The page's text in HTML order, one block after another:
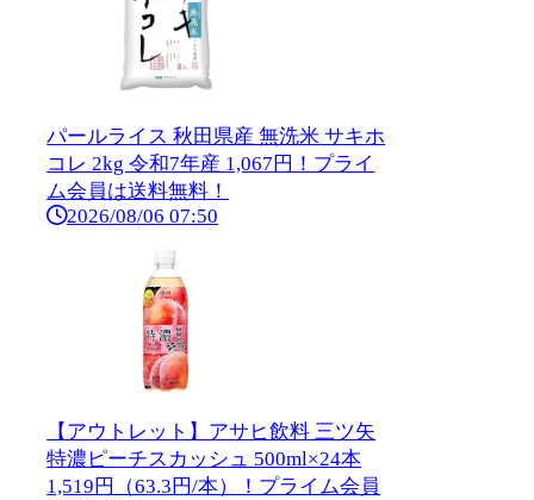
パールライス 秋田県産 無洗米 サキホ
コレ 2kg 令和7年産 1,067円！プライ
ム会員は送料無料！
2026/08/06 07:50
【アウトレット】アサヒ飲料 三ツ矢
特濃ピーチスカッシュ 500ml×24本
1,519円（63.3円/本）！プライム会員